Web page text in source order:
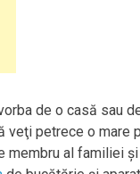
de o casă sau
veţi petrece o
al familiei